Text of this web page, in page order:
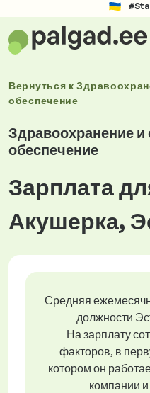
Вернуться к
обеспечение
Здравоохранение и
обеспечение
Зарплата
Акушерка,
Средняя
должности
На зарплату
факторов, в
котором он
компании